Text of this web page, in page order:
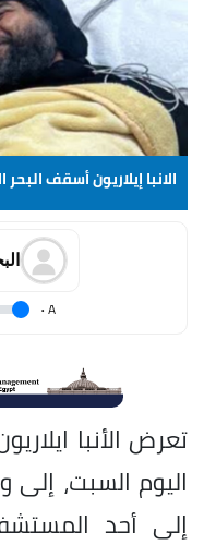
الانبا إيلاريون أسقف البحر
A
.
تعرض الأنبا
اليوم السبت،
إلى أحد